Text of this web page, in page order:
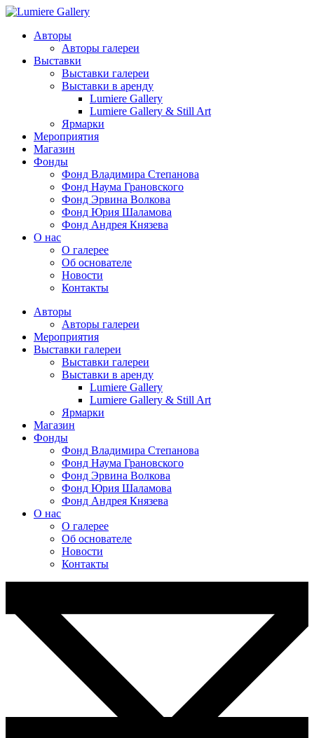
Авторы
Авторы галереи
Выставки
Выставки галереи
Выставки в аренду
Lumiere Gallery
Lumiere Gallery & Still Art
Ярмарки
Мероприятия
Магазин
Фонды
Фонд Владимира Степанова
Фонд Наума Грановского
Фонд Эрвина Волкова
Фонд Юрия Шаламова
Фонд Андрея Князева
О нас
О галерее
Об основателе
Новости
Контакты
Авторы
Авторы галереи
Мероприятия
Выставки галереи
Выставки галереи
Выставки в аренду
Lumiere Gallery
Lumiere Gallery & Still Art
Ярмарки
Магазин
Фонды
Фонд Владимира Степанова
Фонд Наума Грановского
Фонд Эрвина Волкова
Фонд Юрия Шаламова
Фонд Андрея Князева
О нас
О галерее
Об основателе
Новости
Контакты